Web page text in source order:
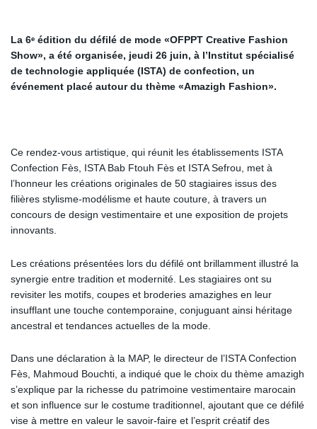
La 6ᵉ édition du défilé de mode «OFPPT Creative Fashion
Show», a été organisée, jeudi 26 juin, à l’Institut spécialisé
de technologie appliquée (ISTA) de confection, un
événement placé autour du thème «Amazigh Fashion».
Ce rendez-vous artistique, qui réunit les établissements ISTA
Confection Fès, ISTA Bab Ftouh Fès et ISTA Sefrou, met à
l’honneur les créations originales de 50 stagiaires issus des
filières stylisme-modélisme et haute couture, à travers un
concours de design vestimentaire et une exposition de projets
innovants.
Les créations présentées lors du défilé ont brillamment illustré la
synergie entre tradition et modernité. Les stagiaires ont su
revisiter les motifs, coupes et broderies amazighes en leur
insufflant une touche contemporaine, conjuguant ainsi héritage
ancestral et tendances actuelles de la mode.
Dans une déclaration à la MAP, le directeur de l’ISTA Confection
Fès, Mahmoud Bouchti, a indiqué que le choix du thème amazigh
s’explique par la richesse du patrimoine vestimentaire marocain
et son influence sur le costume traditionnel, ajoutant que ce défilé
vise à mettre en valeur le savoir-faire et l’esprit créatif des